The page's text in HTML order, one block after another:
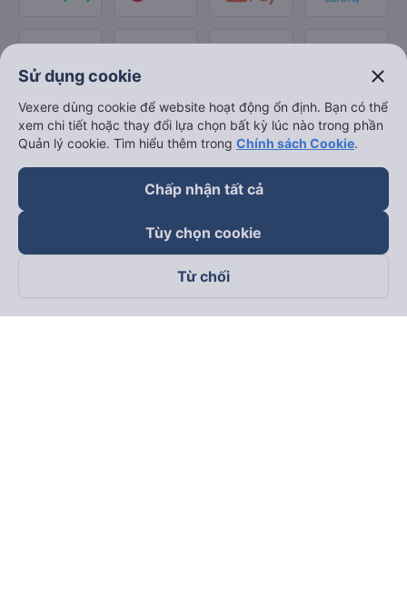
Theo dõi chúng tôi trên
Sử dụng cookie close
Vexere dùng cookie để website hoạt động ổn định. Bạn có thể
xem chi tiết hoặc thay đổi lựa chọn bất kỳ lúc nào trong phần
Quản lý cookie. Tìm hiểu thêm trong Chính sách Cookie.
Chấp nhận tất cả
Tùy chọn cookie
Từ chối